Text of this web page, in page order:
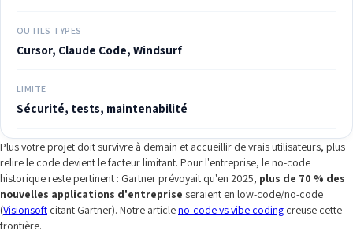
OUTILS TYPES
Cursor, Claude Code, Windsurf
LIMITE
Sécurité, tests, maintenabilité
Plus votre projet doit survivre à demain et accueillir de vrais utilisateurs, plus
relire le code devient le facteur limitant. Pour l'entreprise, le no-code
historique reste pertinent : Gartner prévoyait qu'en 2025, plus de 70 % des
nouvelles applications d'entreprise seraient en low-code/no-code
(Visionsoft citant Gartner). Notre articleno-code vs vibe coding creuse cette
frontière.